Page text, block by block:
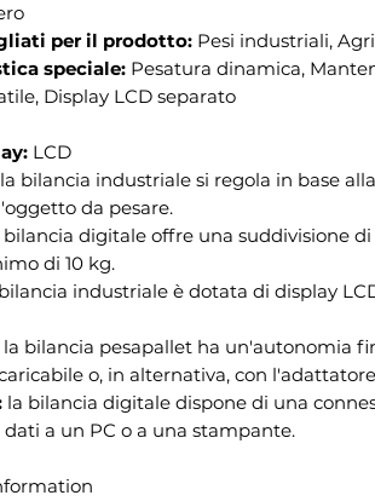
per il prodotto: Pesi industriali,
speciale: Pesatura dinamica,
Display LCD separato
LCD
bilancia industriale si regola in base
da pesare.
bilancia digitale offre una suddivisione
di 10 kg.
industriale è dotata di display
la bilancia pesapallet ha un'autonomia
o, in alternativa, con
la bilancia digitale dispone di una
a un PC o a una stampante.